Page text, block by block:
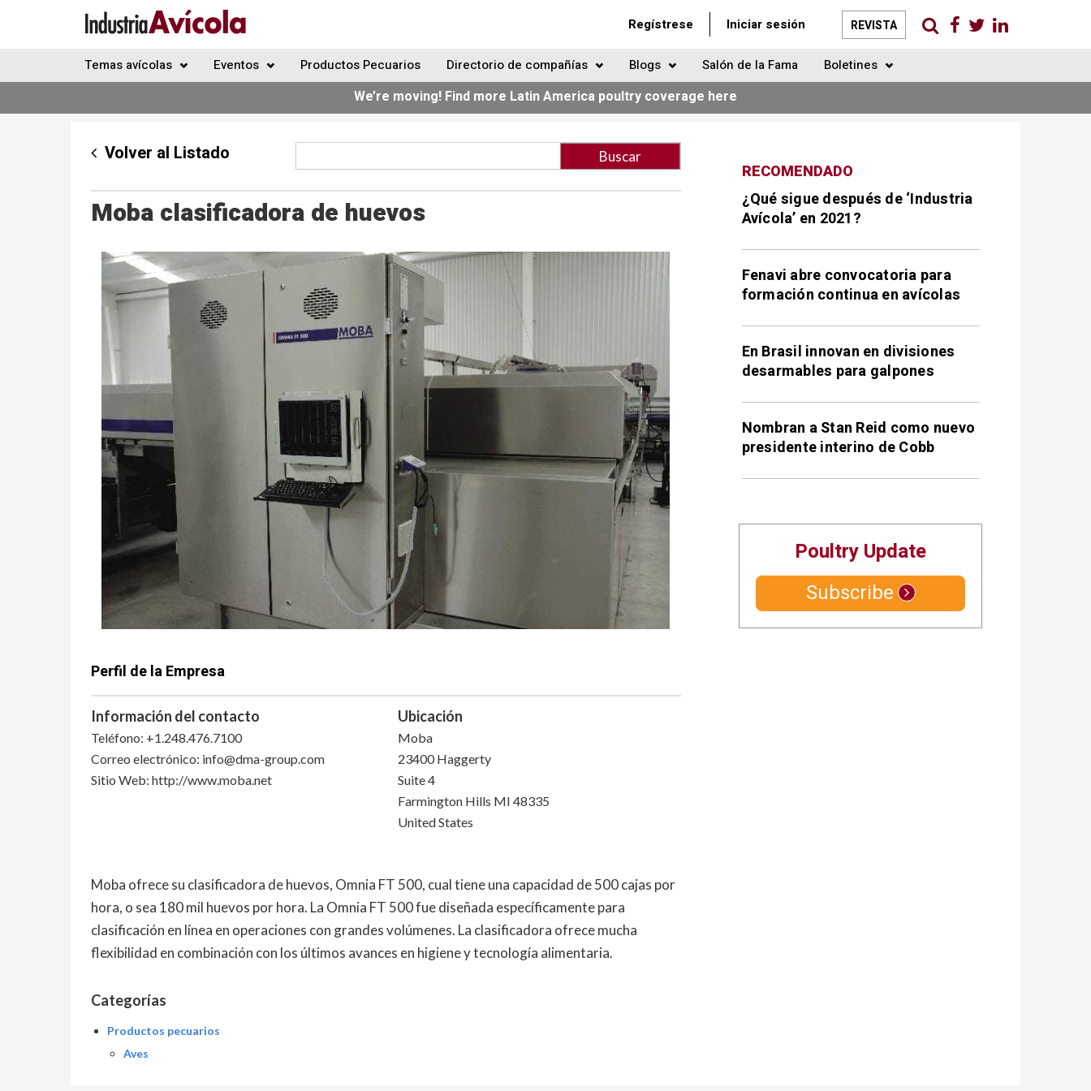
REVISTA
Regístrese Iniciar sesión
Temas avícolas Eventos Productos Pecuarios Directorio de compañías Blogs Salón de la Fama Boletines
We’re moving! Find more Latin America poultry coverage here
Volver al Listado
Moba clasificadora de huevos
Perfil de la Empresa
Información del contacto
Teléfono: +1.248.476.7100
Correo electrónico: info@dma-group.com
Sitio Web: http://www.moba.net
Ubicación
Moba
23400 Haggerty
Suite 4
Farmington Hills MI 48335
United States
Moba ofrece su clasificadora de huevos, Omnia FT 500, cual tiene una capacidad de 500 cajas por
hora, o sea 180 mil huevos por hora. La Omnia FT 500 fue diseñada específicamente para
clasificación en línea en operaciones con grandes volúmenes. La clasificadora ofrece mucha
flexibilidad en combinación con los últimos avances en higiene y tecnología alimentaria.
Categorías
Productos pecuarios
Aves
RECOMENDADO
¿Qué sigue después de ‘Industria
Avícola’ en 2021?
Fenavi abre convocatoria para
formación continua en avícolas
En Brasil innovan en divisiones
desarmables para galpones
Nombran a Stan Reid como nuevo
presidente interino de Cobb
Poultry Update
Subscribe